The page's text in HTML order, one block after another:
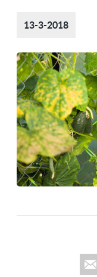
13-3-2018